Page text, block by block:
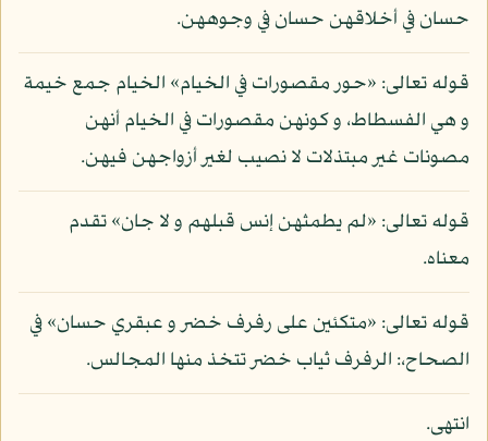
حسان في أخلاقهن حسان في وجوههن.
قوله تعالى: «حور مقصورات في الخيام» الخيام جمع خيمة
و هي الفسطاط، و كونهن مقصورات في الخيام أنهن
مصونات غير مبتذلات لا نصيب لغير أزواجهن فيهن.
قوله تعالى: «لم يطمثهن إنس قبلهم و لا جان» تقدم
معناه.
قوله تعالى: «متكئين على رفرف خضر و عبقري حسان» في
الصحاح،: الرفرف ثياب خضر تتخذ منها المجالس.
انتهى.